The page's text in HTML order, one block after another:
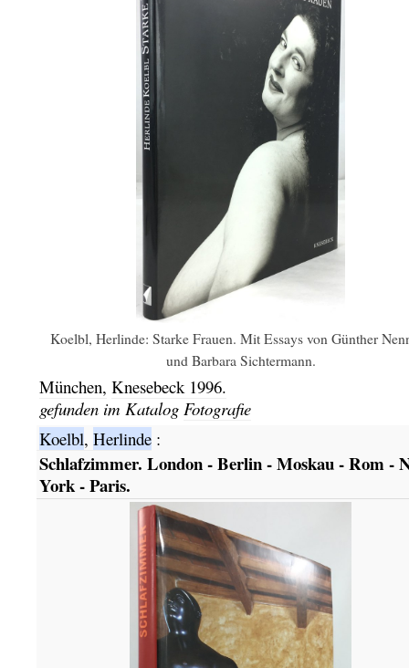
Koelbl, Herlinde: Starke Frauen. Mit Essays von Günther
und Barbara Sichtermann.
München, Knesebeck 1996.
gefunden im Katalog Fotografie
Koelbl, Herlinde:
Schlafzimmer. London - Berlin - Moskau - Rom -
York - Paris.